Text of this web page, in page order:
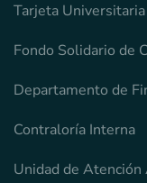
Tarjeta
Fondo Solidario de
Departamento de
Contraloría Interna
Unidad de Atención